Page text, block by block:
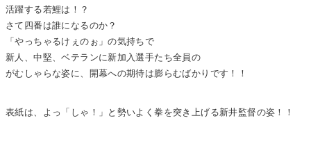
活躍する若鯉は！？
さて四番は誰になるのか？
「やっちゃるけぇのぉ」の気持ちで
新人、中堅、ベテランに新加入選手たち全員の
がむしゃらな姿に、開幕への期待は膨らむばかりです！！
表紙は、よっ「しゃ！」と勢いよく拳を突き上げる新井監督の姿！！